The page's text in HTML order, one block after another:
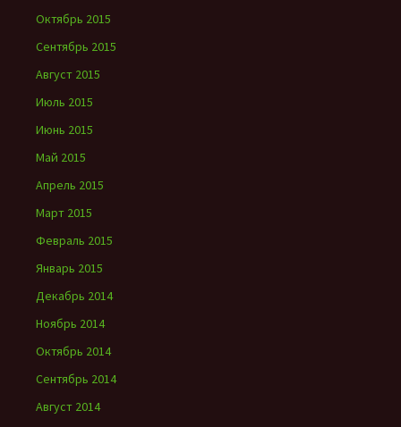
Октябрь 2015
Сентябрь 2015
Август 2015
Июль 2015
Июнь 2015
Май 2015
Апрель 2015
Март 2015
Февраль 2015
Январь 2015
Декабрь 2014
Ноябрь 2014
Октябрь 2014
Сентябрь 2014
Август 2014